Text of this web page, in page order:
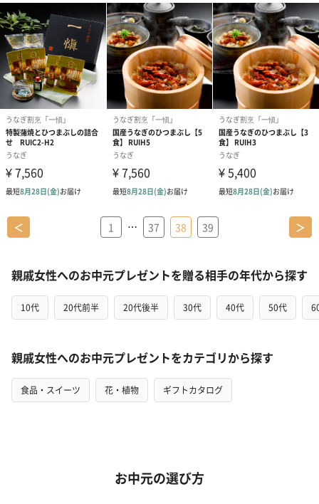
＜ 1 … 37 38 39 ＞
親戚女性へのお中元プレゼントを贈る相手の年代から探す
10代 20代前半 20代後半 30代 40代 50代
親戚女性へのお中元プレゼントをカテゴリから探す
食品・スイーツ 花・植物 ギフトカタログ
お中元の選び方